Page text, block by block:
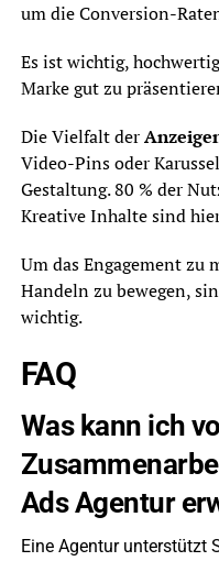
um die Conversion-
Es ist wichtig,
Marke gut zu
Die Vielfalt der
Video-Pins oder
Gestaltung. 80 % der
Kreative Inhalte sind
Um das Engagement zu
Handeln zu bewegen,
wichtig.
FAQ
Was kann ich
Ads Agentur
Eine Agentur unterstützt